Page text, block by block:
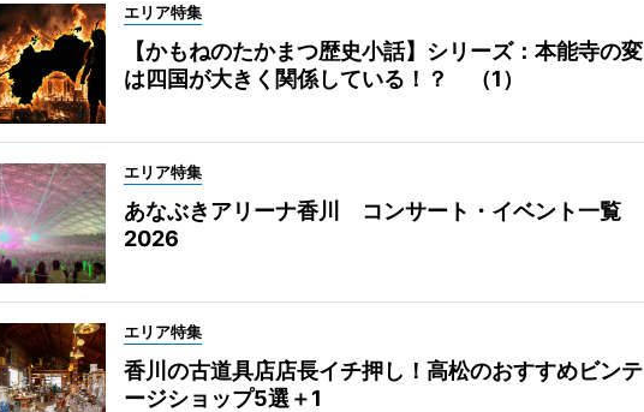
エリア特集
【かもねのたかまつ歴史小話】シリーズ：本能寺の変
は四国が大きく関係している！？ （1）
エリア特集
あなぶきアリーナ香川 コンサート・イベント一覧
2026
エリア特集
香川の古道具店店長イチ押し！高松のおすすめビンテ
ージショップ5選＋1